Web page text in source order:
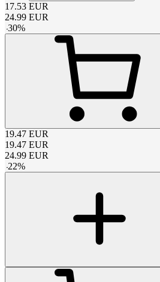
17.53 EUR
24.99 EUR
-30%
19.47 EUR
19.47 EUR
24.99 EUR
-22%